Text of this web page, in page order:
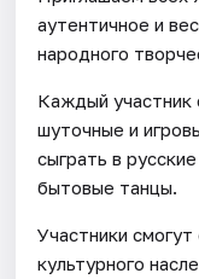
аутентичное и
народного
Каждый участник
шуточные и
сыграть в
бытовые танцы.
Участники
культурного